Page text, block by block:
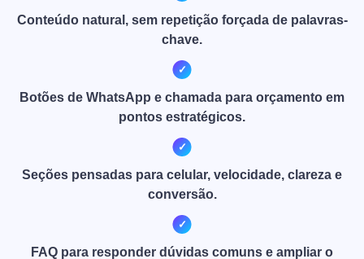
Conteúdo natural, sem repetição forçada de palavras-
chave.
Botões de WhatsApp e chamada para orçamento em
pontos estratégicos.
Seções pensadas para celular, velocidade, clareza e
conversão.
FAQ para responder dúvidas comuns e ampliar o